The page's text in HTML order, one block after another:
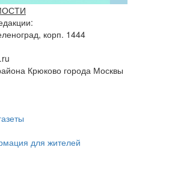
корп. 1444
Крюково города Москвы
для жителей